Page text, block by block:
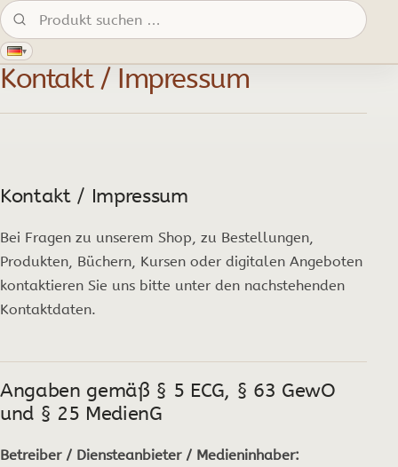
Produkte suchen:
▾
Kontakt / Impressum
Kontakt / Impressum
Bei Fragen zu unserem Shop, zu Bestellungen,
Produkten, Büchern, Kursen oder digitalen Angeboten
kontaktieren Sie uns bitte unter den nachstehenden
Kontaktdaten.
Angaben gemäß § 5 ECG, § 63 GewO
und § 25 MedienG
Betreiber / Diensteanbieter / Medieninhaber: